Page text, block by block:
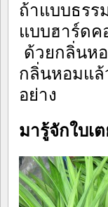
ถ้าแบบธรร
แบบฮาร์ดค
ด้วยกลิ่นห
กลิ่นหอมแล้
อย่าง
มารู้จักใบเ